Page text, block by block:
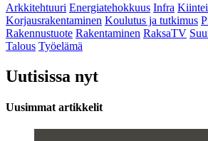
Arkkitehtuuri Energiatehokkuus Infra
Korjausrakentaminen Koulutus ja tutkimus
Rakennustuote Rakentaminen RaksaTV
Talous Työelämä
Uutisissa nyt
Uusimmat artikkelit